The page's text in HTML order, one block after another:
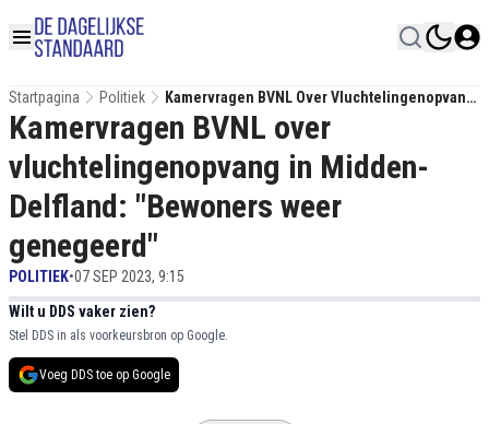
Startpagina Politiek
Kamervragen BVNL Over Vluchtelingenopvang
In Midden-Delfland: "Bewoners Weer
Genegeerd"
Kamervragen BVNL over
vluchtelingenopvang in Midden-
Delfland: "Bewoners weer
genegeerd"
POLITIEK•07 SEP 2023, 9:15
Wilt u DDS vaker zien?
Stel DDS in als voorkeursbron op Google.
Voeg DDS toe op Google